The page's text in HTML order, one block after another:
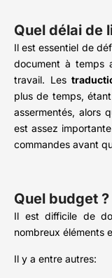
Quel délai de
Il est essentiel de
document à temps
travail. Les
plus de temps,
assermentés, alors
est assez
commandes avant
Quel budget ?
Il est difficile de
nombreux éléments
Il y a entre autres: